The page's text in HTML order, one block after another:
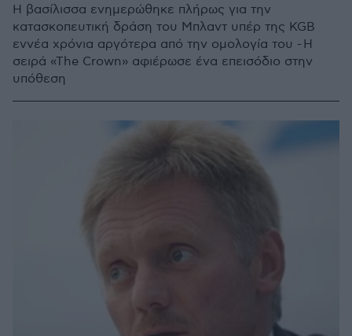
Η βασίλισσα ενημερώθηκε πλήρως για την
κατασκοπευτική δράση του Μπλαντ υπέρ της KGB
εννέα χρόνια αργότερα από την ομολογία του - Η
σειρά «The Crown» αφιέρωσε ένα επεισόδιο στην
υπόθεση